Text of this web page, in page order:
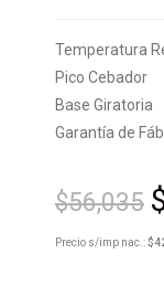
Temperatura
Pico Cebador
Base Giratoria
Garantía de
$56,035
Precio s/imp nac.:$